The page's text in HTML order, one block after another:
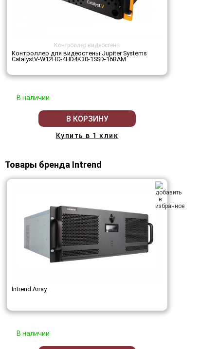
Контроллер видеостены
Контроллер для видеостены Jupiter Systems
CatalystV-W12HC-4HD4K30-1SSD-16RAM
В наличии
В КОРЗИНУ
Купить в 1 клик
Товары бренда Intrend
Intrend Array
В наличии